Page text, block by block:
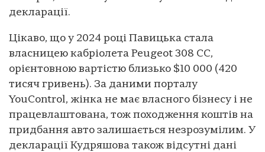
декларації.
Цікаво, що у 2024 році Павицька стала
власницею кабріолета Peugeot 308 CC,
орієнтовною вартістю близько $10 000 (420
тисяч гривень). За даними порталу
YouControl, жінка не має власного бізнесу і не
працевлаштована, тож походження коштів на
придбання авто залишається незрозумілим. У
декларації Кудряшова також відсутні дані